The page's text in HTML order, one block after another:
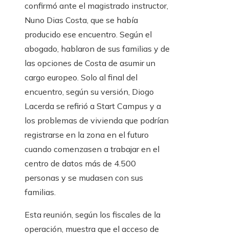
confirmó ante el magistrado instructor,
Nuno Dias Costa, que se había
producido ese encuentro. Según el
abogado, hablaron de sus familias y de
las opciones de Costa de asumir un
cargo europeo. Solo al final del
encuentro, según su versión, Diogo
Lacerda se refirió a Start Campus y a
los problemas de vivienda que podrían
registrarse en la zona en el futuro
cuando comenzasen a trabajar en el
centro de datos más de 4.500
personas y se mudasen con sus
familias.
Esta reunión, según los fiscales de la
operación, muestra que el acceso de